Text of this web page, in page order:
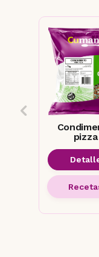
pizza